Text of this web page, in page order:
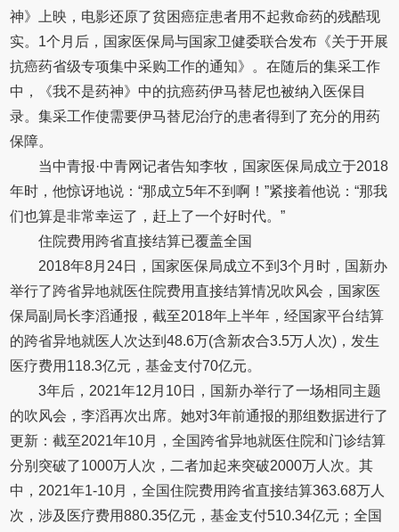
神》上映，电影还原了贫困癌症患者用不起救命药的残酷现
实。1个月后，国家医保局与国家卫健委联合发布《关于开展
抗癌药省级专项集中采购工作的通知》。在随后的集采工作
中，《我不是药神》中的抗癌药伊马替尼也被纳入医保目
录。集采工作使需要伊马替尼治疗的患者得到了充分的用药
保障。
当中青报·中青网记者告知李牧，国家医保局成立于2018
年时，他惊讶地说：“那成立5年不到啊！”紧接着他说：“那我
们也算是非常幸运了，赶上了一个好时代。”
住院费用跨省直接结算已覆盖全国
2018年8月24日，国家医保局成立不到3个月时，国新办
举行了跨省异地就医住院费用直接结算情况吹风会，国家医
保局副局长李滔通报，截至2018年上半年，经国家平台结算
的跨省异地就医人次达到48.6万(含新农合3.5万人次)，发生
医疗费用118.3亿元，基金支付70亿元。
3年后，2021年12月10日，国新办举行了一场相同主题
的吹风会，李滔再次出席。她对3年前通报的那组数据进行了
更新：截至2021年10月，全国跨省异地就医住院和门诊结算
分别突破了1000万人次，二者加起来突破2000万人次。其
中，2021年1-10月，全国住院费用跨省直接结算363.68万人
次，涉及医疗费用880.35亿元，基金支付510.34亿元；全国